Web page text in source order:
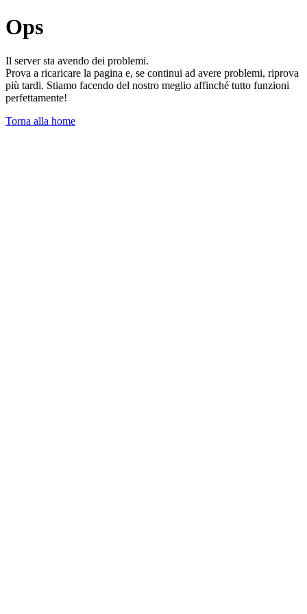
Ops
Il server sta avendo dei problemi.
Prova a ricaricare la pagina e, se continui ad avere problemi, riprova
più tardi. Stiamo facendo del nostro meglio affinché tutto funzioni
perfettamente!
Torna alla home